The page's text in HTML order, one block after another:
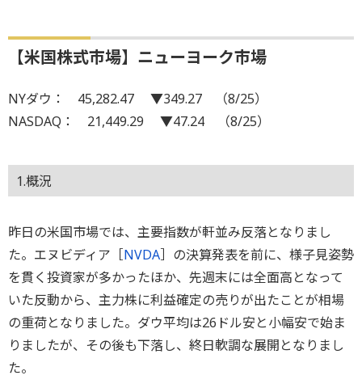
【米国株式市場】ニューヨーク市場
NYダウ： 45,282.47 ▼349.27 （8/25）
NASDAQ： 21,449.29 ▼47.24 （8/25）
1.概況
昨日の米国市場では、主要指数が軒並み反落となりまし
た。エヌビディア［NVDA］の決算発表を前に、様子見姿勢
を貫く投資家が多かったほか、先週末には全面高となって
いた反動から、主力株に利益確定の売りが出たことが相場
の重荷となりました。ダウ平均は26ドル安と小幅安で始ま
りましたが、その後も下落し、終日軟調な展開となりまし
た。